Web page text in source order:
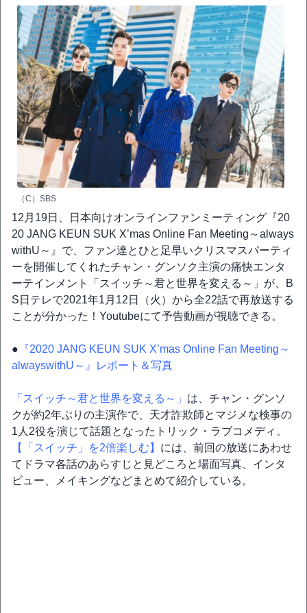
（C）SBS
12月19日、日本向けオンラインファンミーティング『20
20 JANG KEUN SUK X’mas Online Fan Meeting～always
withU～』で、ファン達とひと足早いクリスマスパーティ
ーを開催してくれたチャン・グンソク主演の痛快エンタ
ーテインメント「スイッチ～君と世界を変える～」が、B
S日テレで2021年1月12日（火）から全22話で再放送する
ことが分かった！Youtubeにて予告動画が視聴できる。
● 『2020 JANG KEUN SUK X’mas Online Fan Meeting～
alwayswithU～』レポート＆写真
「スイッチ～君と世界を変える～」 は、チャン・グンソ
クが約2年ぶりの主演作で、天才詐欺師とマジメな検事の
1⼈2役を演じて話題となったトリック・ラブコメディ。
【「スイッチ」を2倍楽しむ】 には、前回の放送にあわせ
てドラマ各話のあらすじと見どころと場面写真、インタ
ビュー、メイキングなどまとめて紹介している。